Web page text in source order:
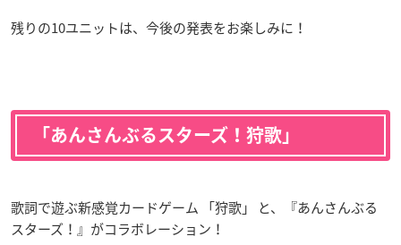
残りの10ユニットは、今後の発表をお楽しみに！
「あんさんぶるスターズ！狩歌」
歌詞で遊ぶ新感覚カードゲーム 「狩歌」 と、『あんさんぶる
スターズ！』がコラボレーション！